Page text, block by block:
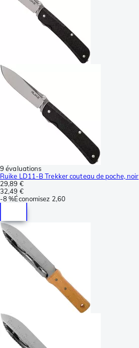
9 évaluations
Ruike LD11-B Trekker couteau de poche, noir
29,89 €
32,49 €
-8 %Économisez 2,60